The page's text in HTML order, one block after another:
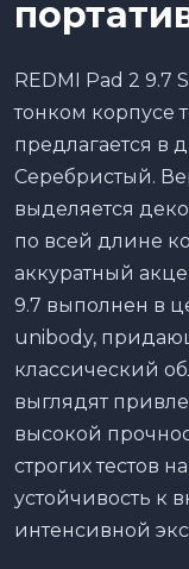
REDMI Pad 2 9.7
тонком корпусе
предлагается в
Серебристый.
выделяется
по всей длине
аккуратный
9.7 выполнен в
unibody,
классический
выглядят
высокой
строгих тестов
устойчивость к
интенсивной